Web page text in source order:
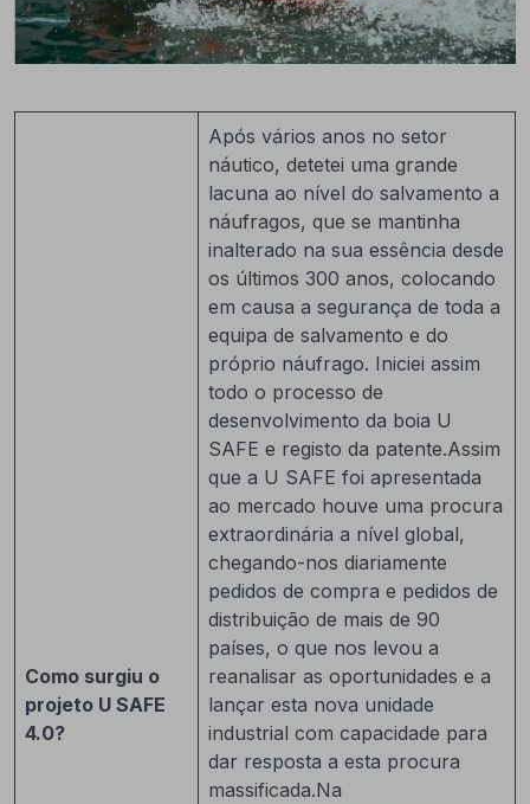
Como surgiu o
projeto U SAFE
4.0?
Após vários anos no setor
náutico, detetei uma grande
lacuna ao nível do salvamento a
náufragos, que se mantinha
inalterado na sua essência desde
os últimos 300 anos, colocando
em causa a segurança de toda a
equipa de salvamento e do
próprio náufrago. Iniciei assim
todo o processo de
desenvolvimento da boia U
SAFE e registo da patente.Assim
que a U SAFE foi apresentada
ao mercado houve uma procura
extraordinária a nível global,
chegando-nos diariamente
pedidos de compra e pedidos de
distribuição de mais de 90
países, o que nos levou a
reanalisar as oportunidades e a
lançar esta nova unidade
industrial com capacidade para
dar resposta a esta procura
massificada.Na